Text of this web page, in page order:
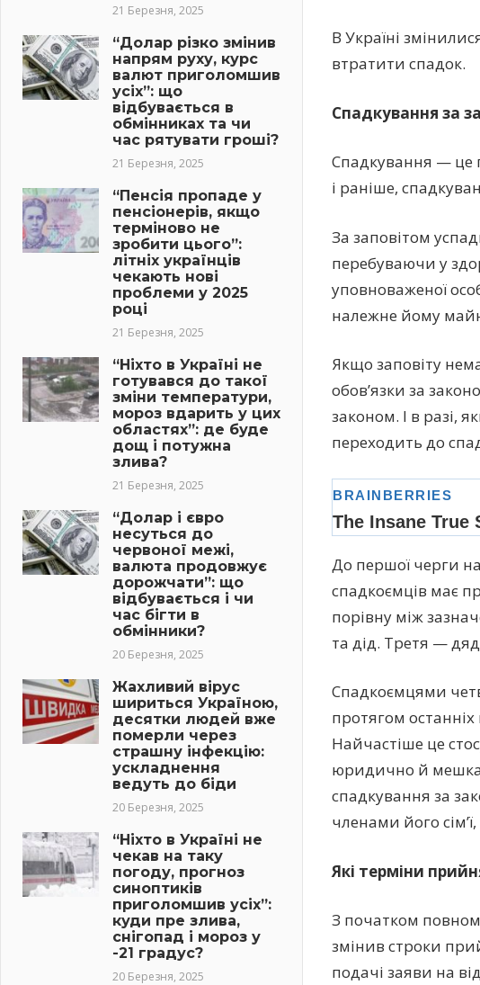
В Україні
втратити спадок.
Спадкування за
Спадкування — це
і раніше,
За заповітом
перебуваючи у
уповноваженої
належне йому
Якщо заповіту
обовʼязки за
законом. І в разі,
переходить до
До першої черги
спадкоємців має
порівну між
та дід. Третя —
Спадкоємцями
протягом
Найчастіше це
юридично й
спадкування за
членами його
Які терміни
З початком
змінив строки
подачі заяви на
21 Березня, 2025
“Долар різко змінив
напрям руху, курс
валют приголомшив
усіх”: що
відбувається в
обмінниках та чи
час рятувати гроші?
21 Березня, 2025
“Пенсія пропаде у
пенсіонерів, якщо
терміново не
зробити цього”:
літніх українців
чекають нові
проблеми у 2025
році
21 Березня, 2025
“Ніхто в Україні не
готувався до такої
зміни температури,
мороз вдарить у цих
областях”: де буде
дощ і потужна
злива?
21 Березня, 2025
“Долар і євро
несуться до
червоної межі,
валюта продовжує
дорожчати”: що
відбувається і чи
час бігти в
обмінники?
20 Березня, 2025
Жахливий вірус
шириться Україною,
десятки людей вже
померли через
страшну інфекцію:
ускладнення
ведуть до біди
20 Березня, 2025
“Ніхто в Україні не
чекав на таку
погоду, прогноз
синоптиків
приголомшив усіх”:
куди пре злива,
снігопад і мороз у
-21 градус?
20 Березня, 2025